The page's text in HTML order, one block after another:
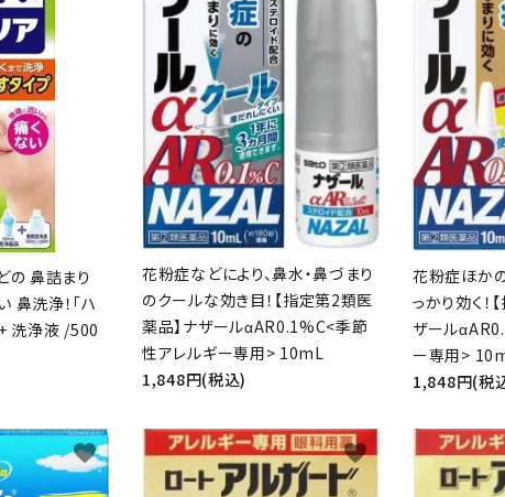
の 鼻詰まり
鼻洗浄！「ハ
洗浄液 /500
花粉症などにより、鼻水・鼻づまり
のクールな効き目！【指定第2類医
薬品】ナザールαAR0.1%C<季節
性アレルギー専用> 10mL
1,848円(税込)
花粉症ほか
っかり効く！
ザール
ー専用>
1,848円(税
favorite favorite